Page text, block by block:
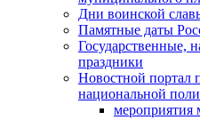
Дни воинской
Памятные даты
Государственные,
праздники
Новостной портал
национальной
мероприятия